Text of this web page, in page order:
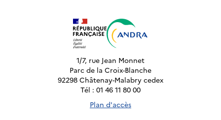
1/7, rue Jean Monnet
Parc de la Croix-Blanche
92298 Châtenay-Malabry cedex
Tél : 01 46 11 80 00
Plan d'accès